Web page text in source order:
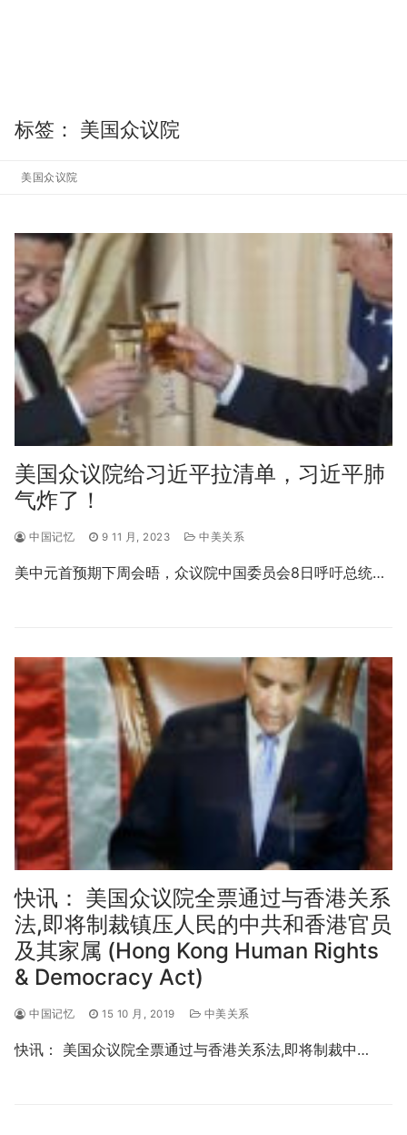
标签： 美国众议院
美国众议院
美国众议院给习近平拉清单，习近平肺
气炸了！
中国记忆 9 11 月, 2023 中美关系
美中元首预期下周会晤，众议院中国委员会8日呼吁总统…
快讯： 美国众议院全票通过与香港关系
法,即将制裁镇压人民的中共和香港官员
及其家属 (Hong Kong Human Rights
& Democracy Act)
中国记忆 15 10 月, 2019 中美关系
快讯： 美国众议院全票通过与香港关系法,即将制裁中…